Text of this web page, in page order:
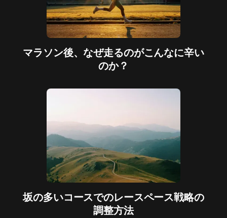
マラソン後、なぜ走るのがこんなに辛い
のか？
坂の多いコースでのレースペース戦略の
調整方法